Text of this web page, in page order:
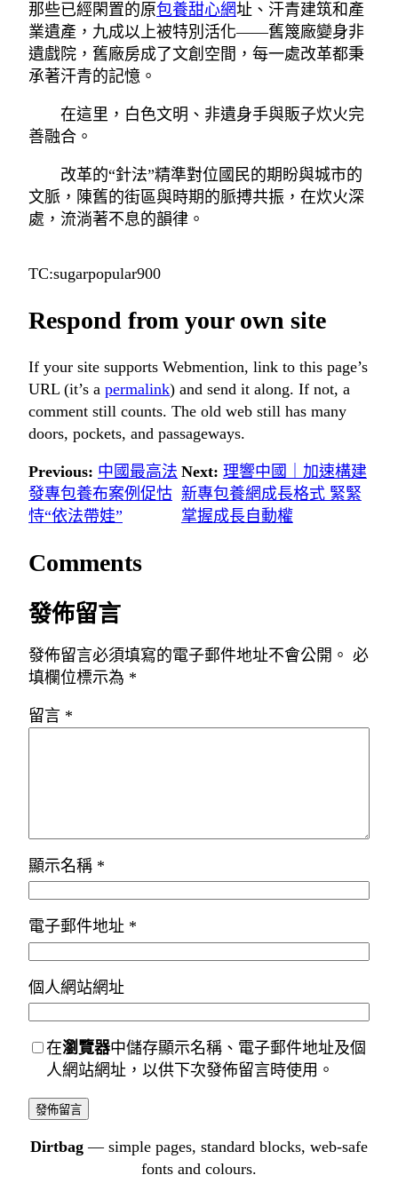
那些已經閑置的原包養甜心網址、汗青建筑和產
業遺產，九成以上被特別活化——舊篾廠變身非
遺戲院，舊廠房成了文創空間，每一處改革都秉
承著汗青的記憶。
在這里，白色文明、非遺身手與販子炊火完
善融合。
改革的“針法”精準對位國民的期盼與城市的
文脈，陳舊的街區與時期的脈搏共振，在炊火深
處，流淌著不息的韻律。
TC:sugarpopular900
Respond from your own site
If your site supports Webmention, link to this page’s
URL (it’s a permalink) and send it along. If not, a
comment still counts. The old web still has many
doors, pockets, and passageways.
Previous: 中國最高法
發專包養布案例促怙
恃“依法帶娃”
Next: 理響中國｜加速構建
新專包養網成長格式 緊緊
掌握成長自動權
Comments
發佈留言
發佈留言必須填寫的電子郵件地址不會公開。 必
填欄位標示為 *
留言 *
顯示名稱 *
電子郵件地址 *
個人網站網址
在瀏覽器中儲存顯示名稱、電子郵件地址及個
人網站網址，以供下次發佈留言時使用。
Dirtbag — simple pages, standard blocks, web-safe
fonts and colours.